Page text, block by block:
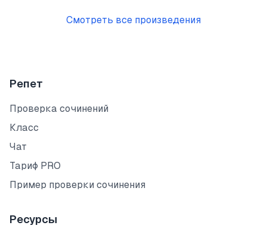
Смотреть все произведения
Репет
Проверка сочинений
Класс
Чат
Тариф PRO
Пример проверки сочинения
Ресурсы